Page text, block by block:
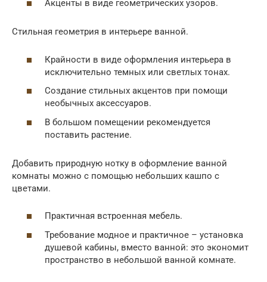
Акценты в виде геометрических узоров.
Стильная геометрия в интерьере ванной.
Крайности в виде оформления интерьера в
исключительно темных или светлых тонах.
Создание стильных акцентов при помощи
необычных аксессуаров.
В большом помещении рекомендуется
поставить растение.
Добавить природную нотку в оформление ванной
комнаты можно с помощью небольших кашпо с
цветами.
Практичная встроенная мебель.
Требование модное и практичное – установка
душевой кабины, вместо ванной: это экономит
пространство в небольшой ванной комнате.